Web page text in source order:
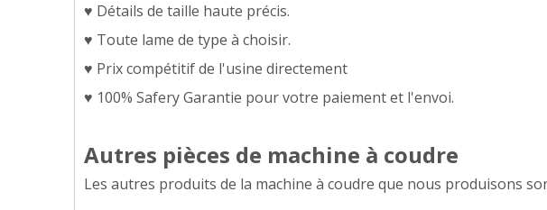
♥ Détails de taille haute précis.
♥ Toute lame de type à choisir.
♥ Prix compétitif de l'usine directement
♥ 100% Safery Garantie pour votre paiement et l'envoi.
Autres pièces de machine à coudre
Les autres produits de la machine à coudre que nous produisons